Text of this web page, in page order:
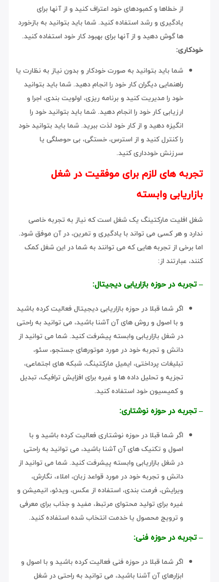
از خطاها و کمبودهای خود اعتراف کنید و از آنها برای
یادگیری و رشد استفاده کنید. شما باید بتوانید به بازخورد
ها گوش دهید و از آنها برای بهبود کار خود استفاده کنید.
خودکاری:
شما باید بتوانید به صورت خودکار و بدون نیاز به نظارت یا
راهنمایی دیگران کار خود را انجام دهید. شما باید بتوانید
خود را مدیریت کنید و برنامه ریزی، اولویت بندی، اجرا و
ارزیابی کار خود را انجام دهید. شما باید بتوانید خود را
انگیزه دهید و از کار خود لذت ببرید. شما باید بتوانید خود
را کنترل کنید و از استرس، خستگی، بی حوصلگی یا
سرزنش خودداری کنید.
تجربه های لازم برای موفقیت در شغل
بازاریابی وابسته
شغل افلیت مارکتینگ یک شغل است که نیاز به تجربه خاصی
ندارد و هر کسی می تواند با یادگیری و تمرین، در آن موفق شود.
اما برخی از تجربه هایی که می توانند به شما در این شغل کمک
کنند، عبارتند از:
– تجربه در حوزه بازاریابی دیجیتال:
اگر شما قبلا در حوزه بازاریابی دیجیتال فعالیت کرده باشید
و با اصول و روش های آن آشنا باشید، می توانید به راحتی
در شغل بازاریابی وابسته پیشرفت کنید. شما می توانید از
دانش و تجربه خود در مورد موتورهای جستجو، سئو،
تبلیغات پرداختی، ایمیل مارکتینگ، شبکه های اجتماعی،
تجزیه و تحلیل داده ها و غیره برای افزایش ترافیک، تبدیل
و کمیسیون خود استفاده کنید.
– تجربه در حوزه نوشتاری:
اگر شما قبلا در حوزه نوشتاری فعالیت کرده باشید و با
اصول و تکنیک های آن آشنا باشید، می توانید به راحتی
در شغل بازاریابی وابسته پیشرفت کنید. شما می توانید از
دانش و تجربه خود در مورد قواعد زبان، املاء، نگارش،
ویرایش، فرمت بندی، استفاده از عکس، ویدئو، انیمیشن و
غیره برای تولید محتوای مرتبط، مفید و جذاب برای معرفی
و ترویج محصول یا خدمت انتخاب شده استفاده کنید.
– تجربه در حوزه فنی:
اگر شما قبلا در حوزه فنی فعالیت کرده باشید و با اصول و
ابزارهای آن آشنا باشید، می توانید به راحتی در شغل